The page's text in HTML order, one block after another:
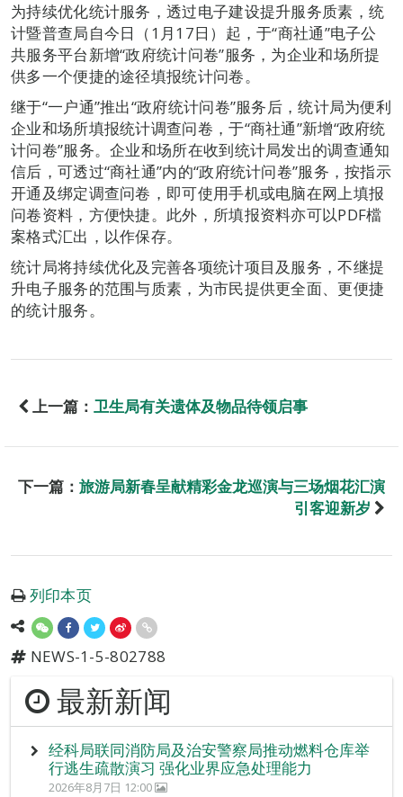
为持续优化统计服务，透过电子建设提升服务质素，统
计暨普查局自今日（1月17日）起，于“商社通”电子公
共服务平台新增“政府统计问卷”服务，为企业和场所提
供多一个便捷的途径填报统计问卷。
继于“一户通”推出“政府统计问卷”服务后，统计局为便利
企业和场所填报统计调查问卷，于“商社通”新增“政府统
计问卷”服务。企业和场所在收到统计局发出的调查通知
信后，可透过“商社通”内的“政府统计问卷”服务，按指示
开通及绑定调查问卷，即可使用手机或电脑在网上填报
问卷资料，方便快捷。此外，所填报资料亦可以PDF檔
案格式汇出，以作保存。
统计局将持续优化及完善各项统计项目及服务，不继提
升电子服务的范围与质素，为市民提供更全面、更便捷
的统计服务。
上一篇： 卫生局有关遗体及物品待领启事
下一篇： 旅游局新春呈献精彩金龙巡演与三场烟花汇演
引客迎新岁
列印本页
NEWS-1-5-802788
最新新闻
经科局联同消防局及治安警察局推动燃料仓库举
行逃生疏散演习 强化业界应急处理能力
2026年8月7日 12:00